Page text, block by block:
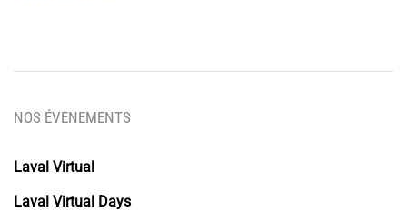
NOS ÉVENEMENTS
Laval Virtual
Laval Virtual Days